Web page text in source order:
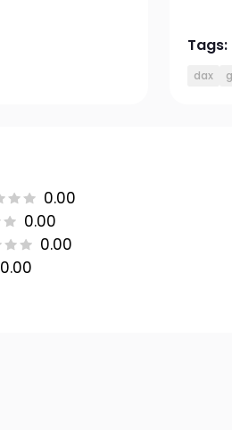
Tags:
dax
0.00
0.00
0.00
0.00